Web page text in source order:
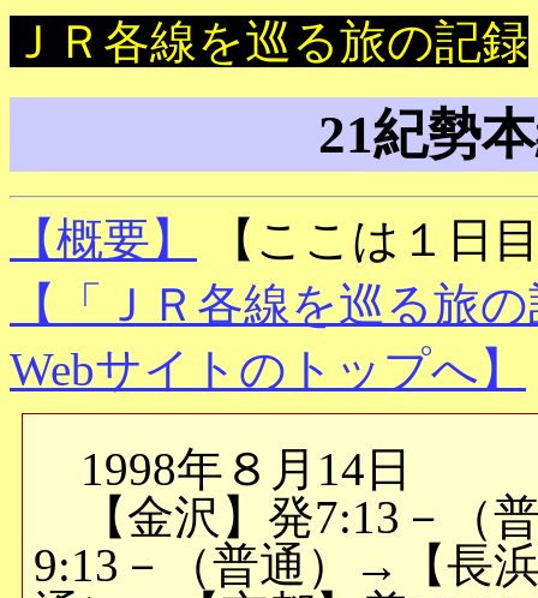
ＪＲ各線を巡る旅の記録
21紀勢
【概要】
【ここは１日
【「ＪＲ各線を巡る旅
Webサイトのトップへ】
1998年８月14日
【金沢】発7:13－（
9:13－（普通）→【長